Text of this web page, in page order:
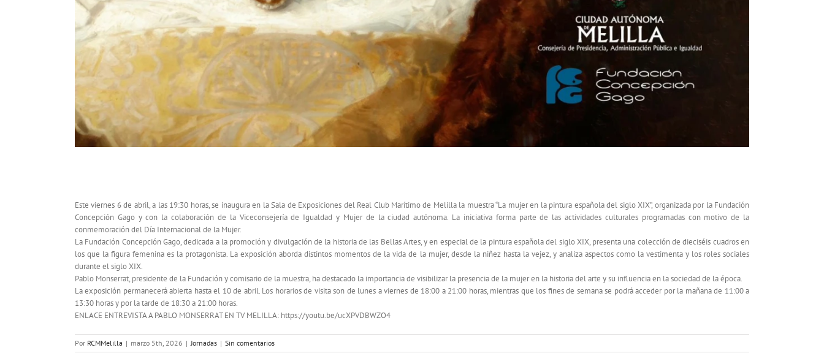
Este viernes 6 de abril, a las 19:30 horas, se inaugura en la Sala de Exposiciones del Real Club Marítimo de Melilla la muestra “La mujer en la pintura española del siglo XIX”, organizada por la Fundación
Concepción Gago y con la colaboración de la Viceconsejería de Igualdad y Mujer de la ciudad autónoma. La iniciativa forma parte de las actividades culturales programadas con motivo de la
conmemoración del Día Internacional de la Mujer.
La Fundación Concepción Gago, dedicada a la promoción y divulgación de la historia de las Bellas Artes, y en especial de la pintura española del siglo XIX, presenta una colección de dieciséis cuadros en
los que la figura femenina es la protagonista. La exposición aborda distintos momentos de la vida de la mujer, desde la niñez hasta la vejez, y analiza aspectos como la vestimenta y los roles sociales
durante el siglo XIX.
Pablo Monserrat, presidente de la Fundación y comisario de la muestra, ha destacado la importancia de visibilizar la presencia de la mujer en la historia del arte y su influencia en la sociedad de la época.
La exposición permanecerá abierta hasta el 10 de abril. Los horarios de visita son de lunes a viernes de 18:00 a 21:00 horas, mientras que los fines de semana se podrá acceder por la mañana de 11:00 a
13:30 horas y por la tarde de 18:30 a 21:00 horas.
ENLACE ENTREVISTA A PABLO MONSERRAT EN TV MELILLA: https://youtu.be/ucXPVDBWZO4
Por RCMMelilla | marzo 5th, 2026 | Jornadas | Sin comentarios